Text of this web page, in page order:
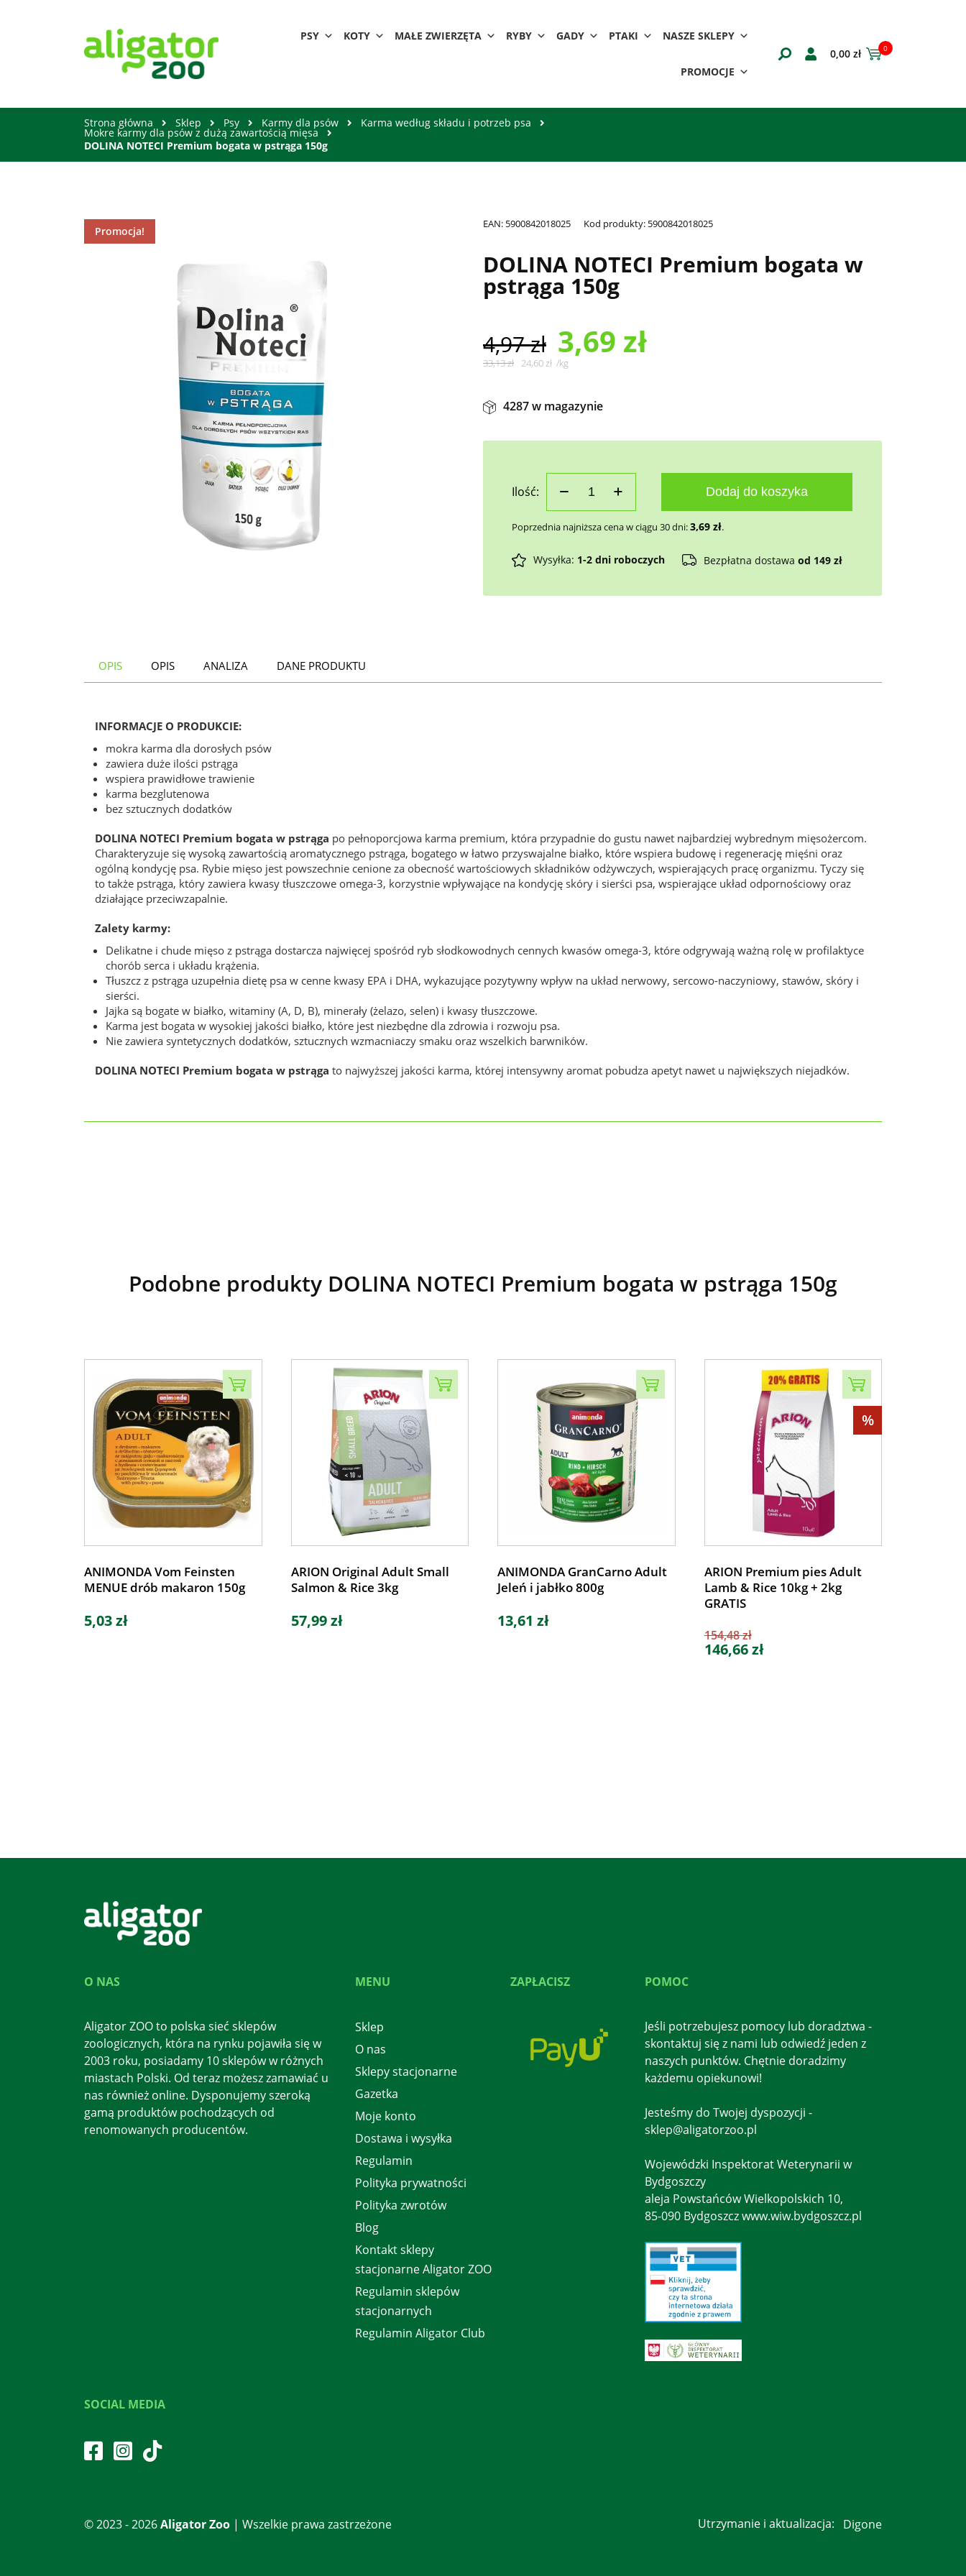
PSY KOTY MAŁE ZWIERZĘTA RYBY GADY PTAKI NASZE SKLEPY
PROMOCJE
0,00 zł 0
Strona główna Sklep Psy Karmy dla psów Karma według składu i potrzeb psa
Mokre karmy dla psów z dużą zawartością mięsa
DOLINA NOTECI Premium bogata w pstrąga 150g
Promocja!
EAN: 5900842018025 Kod produkty: 5900842018025
DOLINA NOTECI Premium bogata w
pstrąga 150g
4,97zł 3,69 zł
33,13zł 24,60zł /kg
4287 w magazynie
Ilość: Dodaj do koszyka
Poprzednia najniższa cena w ciągu 30 dni:3,69 zł.
Wysyłka: 1-2 dni roboczych Bezpłatna dostawa od 149 zł
OPIS OPIS ANALIZA DANE PRODUKTU
INFORMACJE O PRODUKCIE:
mokra karma dla dorosłych psów
zawiera duże ilości pstrąga
wspiera prawidłowe trawienie
karma bezglutenowa
bez sztucznych dodatków
DOLINA NOTECI Premium bogata w pstrąga po pełnoporcjowa karma premium, która przypadnie do gustu nawet najbardziej wybrednym mięsożercom.
Charakteryzuje się wysoką zawartością aromatycznego pstrąga, bogatego w łatwo przyswajalne białko, które wspiera budowę i regenerację mięśni oraz
ogólną kondycję psa. Rybie mięso jest powszechnie cenione za obecność wartościowych składników odżywczych, wspierających pracę organizmu. Tyczy się
to także pstrąga, który zawiera kwasy tłuszczowe omega-3, korzystnie wpływające na kondycję skóry i sierści psa, wspierające układ odpornościowy oraz
działające przeciwzapalnie.
Zalety karmy:
Delikatne i chude mięso z pstrąga dostarcza najwięcej spośród ryb słodkowodnych cennych kwasów omega-3, które odgrywają ważną rolę w profilaktyce
chorób serca i układu krążenia.
Tłuszcz z pstrąga uzupełnia dietę psa w cenne kwasy EPA i DHA, wykazujące pozytywny wpływ na układ nerwowy, sercowo-naczyniowy, stawów, skóry i
sierści.
Jajka są bogate w białko, witaminy (A, D, B), minerały (żelazo, selen) i kwasy tłuszczowe.
Karma jest bogata w wysokiej jakości białko, które jest niezbędne dla zdrowia i rozwoju psa.
Nie zawiera syntetycznych dodatków, sztucznych wzmacniaczy smaku oraz wszelkich barwników.
DOLINA NOTECI Premium bogata w pstrąga to najwyższej jakości karma, której intensywny aromat pobudza apetyt nawet u największych niejadków.
Podobne produkty DOLINA NOTECI Premium bogata w pstrąga 150g
ANIMONDA Vom Feinsten
MENUE drób makaron 150g
5,03 zł
ARION Original Adult Small
Salmon & Rice 3kg
57,99 zł
ANIMONDA GranCarno Adult
Jeleń i jabłko 800g
13,61 zł
%
ARION Premium pies Adult
Lamb & Rice 10kg + 2kg
GRATIS
154,48 zł
146,66 zł
O NAS
Aligator ZOO to polska sieć sklepów
zoologicznych, która na rynku pojawiła się w
2003 roku, posiadamy 10 sklepów w różnych
miastach Polski. Od teraz możesz zamawiać u
nas również online. Dysponujemy szeroką
gamą produktów pochodzących od
renomowanych producentów.
MENU
Sklep
O nas
Sklepy stacjonarne
Gazetka
Moje konto
Dostawa i wysyłka
Regulamin
Polityka prywatności
Polityka zwrotów
Blog
Kontakt sklepy
stacjonarne Aligator ZOO
Regulamin sklepów
stacjonarnych
Regulamin Aligator Club
ZAPŁACISZ POMOC
Jeśli potrzebujesz pomocy lub doradztwa -
skontaktuj się z nami lub odwiedź jeden z
naszych punktów. Chętnie doradzimy
każdemu opiekunowi!
Jesteśmy do Twojej dyspozycji -
sklep@aligatorzoo.pl
Wojewódzki Inspektorat Weterynarii w
Bydgoszczy
aleja Powstańców Wielkopolskich 10,
85-090 Bydgoszcz www.wiw.bydgoszcz.pl
SOCIAL MEDIA
© 2023 - 2026Aligator Zoo | Wszelkie prawa zastrzeżone Utrzymanie i aktualizacja: Digone